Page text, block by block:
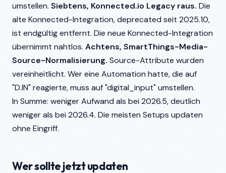
umstellen. Siebtens, Konnected.io Legacy raus. Die
alte Konnected-Integration, deprecated seit 2025.10,
ist endgültig entfernt. Die neue Konnected-Integration
übernimmt nahtlos. Achtens, SmartThings-Media-
Source-Normalisierung. Source-Attribute wurden
vereinheitlicht. Wer eine Automation hatte, die auf
"D.IN" reagierte, muss auf "digital_input" umstellen.
In Summe: weniger Aufwand als bei 2026.5, deutlich
weniger als bei 2026.4. Die meisten Setups updaten
ohne Eingriff.
Wer sollte jetzt updaten